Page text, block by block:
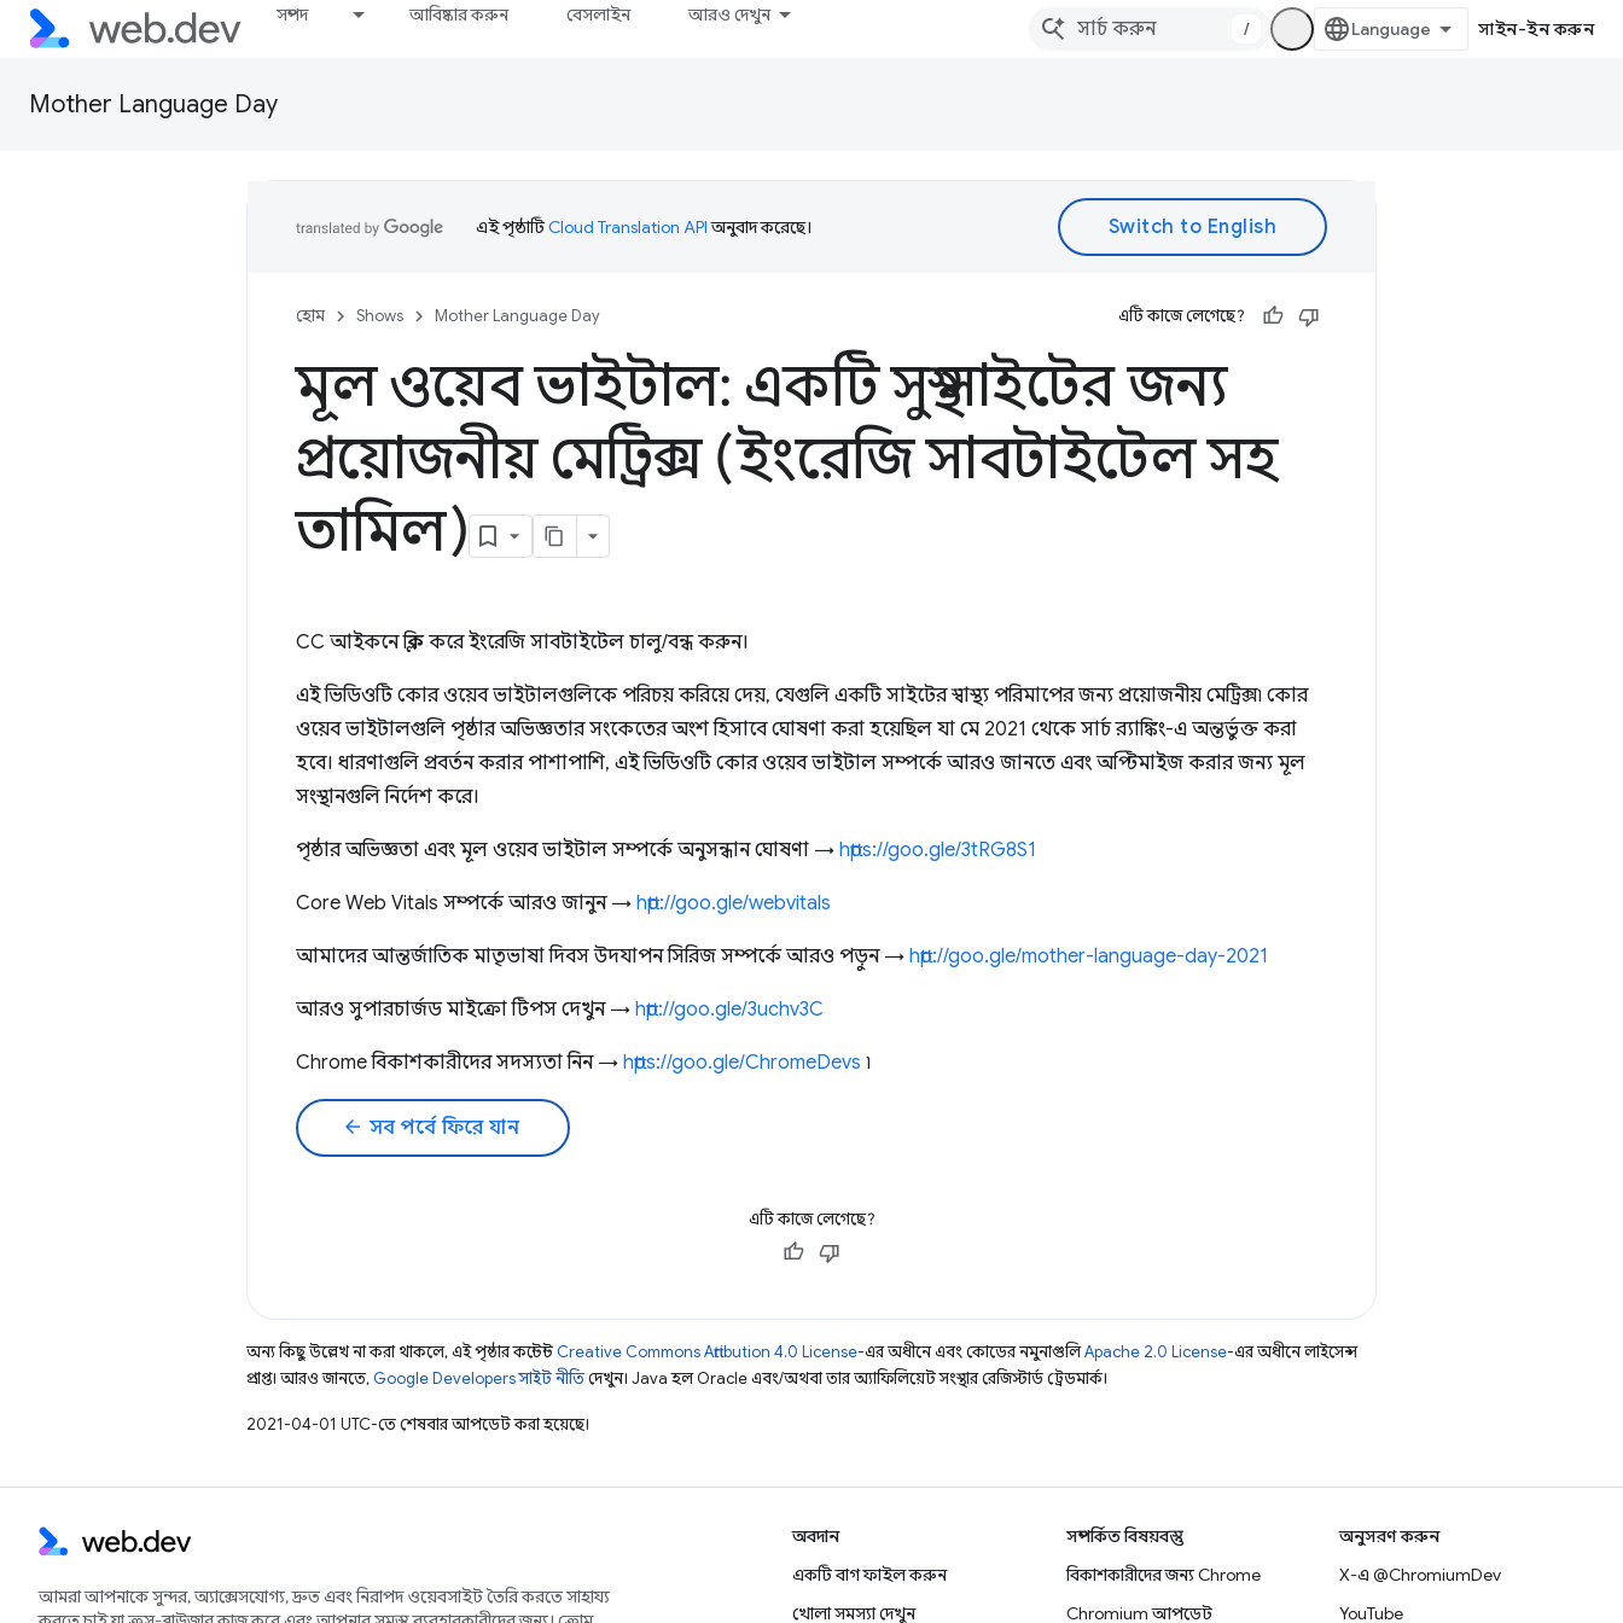
সম্পদ আবিষ্কার করুন বেসলাইন আরও দেখুন
/ সাইন-ইন করুন
Mother Language Day
এই পৃষ্ঠাটিCloud Translation APIঅনুবাদ করেছে।
হোম Shows Mother Language Day এটি কাজে লেগেছে?
মূল ওয়েব ভাইটাল: একটি সুস্থ সাইটের জন্য
প্রয়োজনীয় মেট্রিক্স (ইংরেজি সাবটাইটেল সহ
তামিল)
CC আইকনে ক্লিক করে ইংরেজি সাবটাইটেল চালু/বন্ধ করুন।
এই ভিডিওটি কোর ওয়েব ভাইটালগুলিকে পরিচয় করিয়ে দেয়, যেগুলি একটি সাইটের স্বাস্থ্য পরিমাপের জন্য প্রয়োজনীয় মেট্রিক্স৷ কোর
ওয়েব ভাইটালগুলি পৃষ্ঠার অভিজ্ঞতার সংকেতের অংশ হিসাবে ঘোষণা করা হয়েছিল যা মে 2021 থেকে সার্চ র‌্যাঙ্কিং-এ অন্তর্ভুক্ত করা
হবে। ধারণাগুলি প্রবর্তন করার পাশাপাশি, এই ভিডিওটি কোর ওয়েব ভাইটাল সম্পর্কে আরও জানতে এবং অপ্টিমাইজ করার জন্য মূল
সংস্থানগুলি নির্দেশ করে।
পৃষ্ঠার অভিজ্ঞতা এবং মূল ওয়েব ভাইটাল সম্পর্কে অনুসন্ধান ঘোষণা → https://goo.gle/3tRG8S1
Core Web Vitals সম্পর্কে আরও জানুন → http://goo.gle/webvitals
আমাদের আন্তর্জাতিক মাতৃভাষা দিবস উদযাপন সিরিজ সম্পর্কে আরও পড়ুন → http://goo.gle/mother-language-day-2021
আরও সুপারচার্জড মাইক্রো টিপস দেখুন → http://goo.gle/3uchv3C
Chrome বিকাশকারীদের সদস্যতা নিন → https://goo.gle/ChromeDevs ৷
arrow_back সব পর্বে ফিরে যান
এটি কাজে লেগেছে?
অন্য কিছু উল্লেখ না করা থাকলে, এই পৃষ্ঠার কন্টেন্ট Creative Commons Attribution 4.0 License-এর অধীনে এবং কোডের নমুনাগুলিApache 2.0 License-এর অধীনে লাইসেন্স
প্রাপ্ত। আরও জানতে, Google Developers সাইট নীতিদেখুন। Java হল Oracle এবং/অথবা তার অ্যাফিলিয়েট সংস্থার রেজিস্টার্ড ট্রেডমার্ক।
2021-04-01 UTC-তে শেষবার আপডেট করা হয়েছে।
আমরা আপনাকে সুন্দর, অ্যাক্সেসযোগ্য, দ্রুত এবং নিরাপদ ওয়েবসাইট তৈরি করতে সাহায্য
অবদান
একটি বাগ ফাইল করুন
খোলা সমস্যা দেখুন
সম্পর্কিত বিষয়বস্তু
বিকাশকারীদের জন্য Chrome
Chromium আপডেট
অনুসরণ করুন
X-এ @ChromiumDev
YouTube